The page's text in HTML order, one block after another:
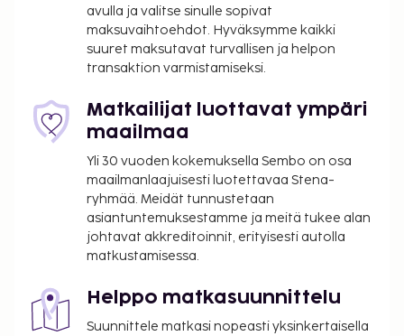
ottamalla yhteyttä majoituspaikkaan
varausvahvistuksessa olevien tietojen avulla.
avulla ja valitse sinulle sopivat
maksuvaihtoehdot. Hyväksymme kaikki
suuret maksutavat turvallisen ja helpon
transaktion varmistamiseksi.
Matkailijat luottavat ympäri
maailmaa
Yli 30 vuoden kokemuksella Sembo on osa
maailmanlaajuisesti luotettavaa Stena-
ryhmää. Meidät tunnustetaan
asiantuntemuksestamme ja meitä tukee alan
johtavat akkreditoinnit, erityisesti autolla
matkustamisessa.
Helppo matkasuunnittelu
Suunnittele matkasi nopeasti yksinkertaisella